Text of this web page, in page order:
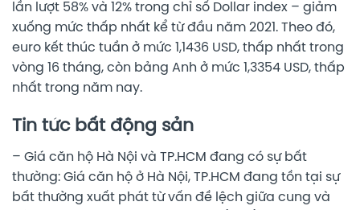
lần lượt 58% và 12% trong chỉ số Dollar index – giảm
xuống mức thấp nhất kể từ đầu năm 2021. Theo đó,
euro kết thúc tuần ở mức 1,1436 USD, thấp nhất trong
vòng 16 tháng, còn bảng Anh ở mức 1,3354 USD, thấp
nhất trong năm nay.
Tin tức bất động sản
– Giá căn hộ Hà Nội và TP.HCM đang có sự bất
thường: Giá căn hộ ở Hà Nội, TP.HCM đang tồn tại sự
bất thường xuất phát từ vấn đề lệch giữa cung và